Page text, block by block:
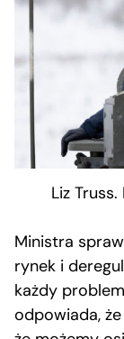
Liz
Ministra
rynek i
każdy
odpowiada,